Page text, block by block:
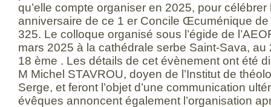
qu’elle compte organiser en 2025, pour
anniversaire de ce 1 er Concile Œcuménique de
325. Le colloque organisé sous l’égide de
mars 2025 à la cathédrale serbe Saint-Sava,
18 ème . Les détails de cet évènement ont été
M Michel STAVROU, doyen de l’Institut de
Serge, et feront l’objet d’une communication
évêques annoncent également l’organisation